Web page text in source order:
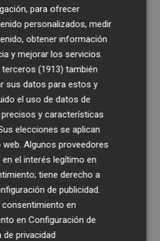
al público internacional con la
para ofrecer
personalizados, medir
obtener información
y mejorar los servicios.
(1913) también
sus datos para estos y
el uso de datos de
y características
elecciones se aplican
Algunos proveedores
el interés legítimo en
tiene derecho a
de publicidad.
en
enConfiguración de
de privacidad